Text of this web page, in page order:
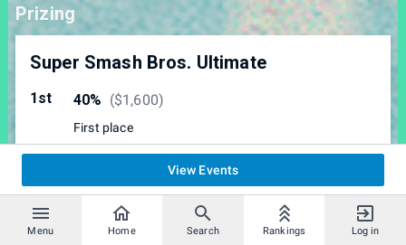
Menu Home Search Rankings Log in
Prizing
Super Smash Bros. Ultimate
1st 40% ($1,600)
First place
Second place
3rd ($600
View Events